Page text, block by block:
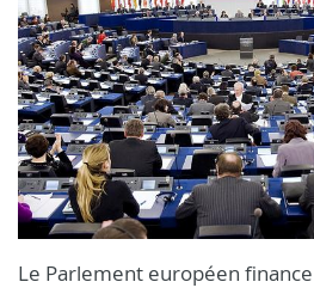
Le Parlement européen